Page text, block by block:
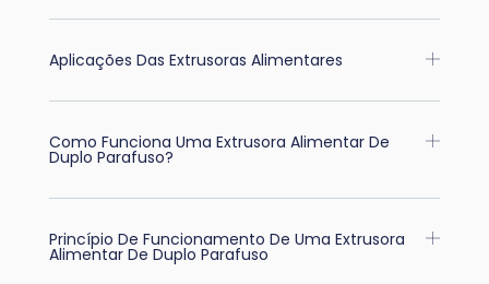
Aplicações Das Extrusoras Alimentares
Como Funciona Uma Extrusora Alimentar De
Duplo Parafuso?
Princípio De Funcionamento De Uma Extrusora
Alimentar De Duplo Parafuso